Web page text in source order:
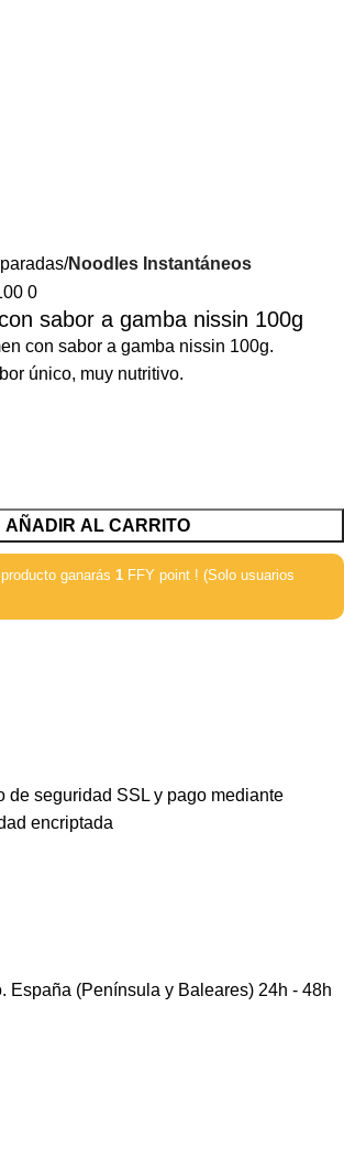
Noodles Instantáneos
sabor a gamba nissin 100g
con sabor a gamba nissin 100g.
único, muy nutritivo.
AÑADIR AL CARRITO
ganarás 1 FFY point ! (Solo usuarios
de seguridad SSL y pago mediante
encriptada
España (Península y Baleares) 24h - 48h